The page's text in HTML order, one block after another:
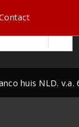
huis NLD. v.a.